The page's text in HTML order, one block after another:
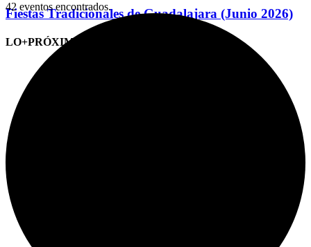
Fiestas Tradicionales de Guadalajara (Junio 2026)
LO+PRÓXIMO (CITAS)
42 eventos encontrados.